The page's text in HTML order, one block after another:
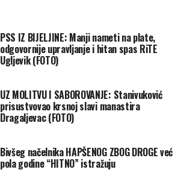
PSS IZ BIJELJINE: Manji nameti na plate,
odgovornije upravljanje i hitan spas RiTE
Ugljevik (FOTO)
UZ MOLITVU I SABOROVANJE: Stanivuković
prisustvovao krsnoj slavi manastira
Dragaljevac (FOTO)
Bivšeg načelnika HAPŠENOG ZBOG DROGE već
pola godine “HITNO” istražuju